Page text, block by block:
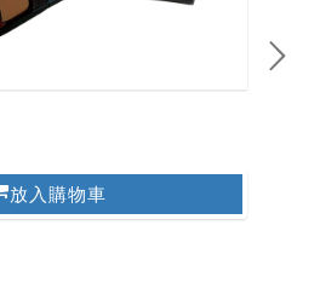
放入購物車